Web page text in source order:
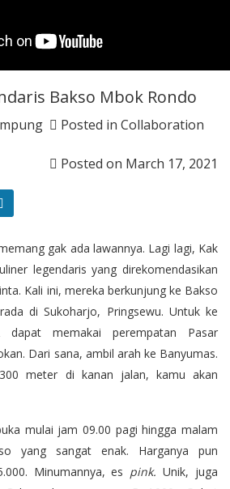
Bakso Mbok Rondo
Posted in Collaboration
Posted on March 17, 2021
gak ada lawannya. Lagi lagi, Kak
legendaris yang direkomendasikan
Kali ini, mereka berkunjung ke Bakso
di Sukoharjo, Pringsewu. Untuk ke
dapat memakai perempatan Pasar
Dari sana, ambil arah ke Banyumas.
meter di kanan jalan, kamu akan
mulai jam 09.00 pagi hingga malam
yang sangat enak. Harganya pun
Minumannya, es pink. Unik, juga